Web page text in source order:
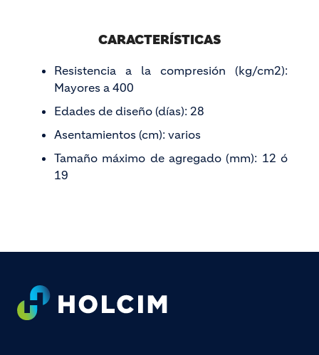
CARACTERÍSTICAS
Resistencia a la compresión (kg/cm2):
Mayores a 400
Edades de diseño (días): 28
Asentamientos (cm): varios
Tamaño máximo de agregado (mm): 12 ó
19
Footer